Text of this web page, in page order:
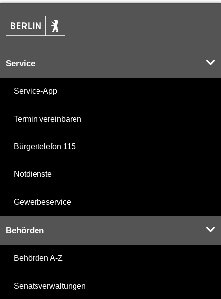
Service
Service-App
Termin vereinbaren
Bürgertelefon 115
Notdienste
Gewerbeservice
Behörden
Behörden A-Z
Senatsverwaltungen